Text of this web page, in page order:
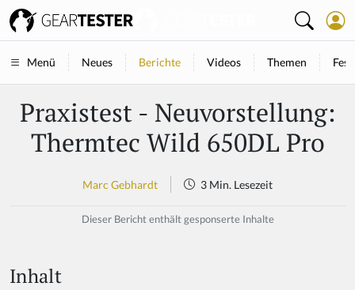
Menü Neues Berichte Videos Themen
Praxistest - Neuvorstellung:
Thermtec Wild 650DL Pro
Marc Gebhardt 3 Min. Lesezeit
Dieser Bericht enthält gesponserte Inhalte
Inhalt